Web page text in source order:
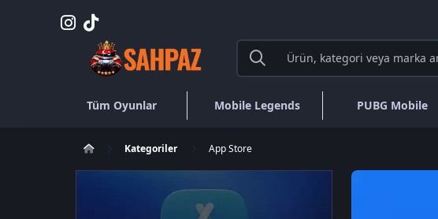
Tüm Oyunlar Mobile Legends PUBG Mobile
Kategoriler App Store